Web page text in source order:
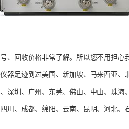
、回收价格非常了解。所以您不用担心
器足迹到过美国、新加坡、马来西亚、
深圳、广州、东莞、佛山、中山、珠海
川、成都、绵阳、云南、昆明、河北、